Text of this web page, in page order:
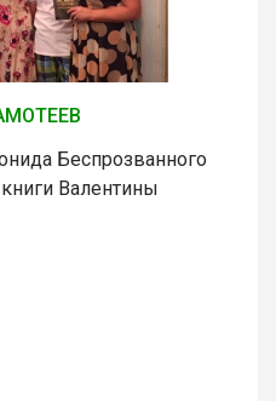
Беспрозванного
Валентины